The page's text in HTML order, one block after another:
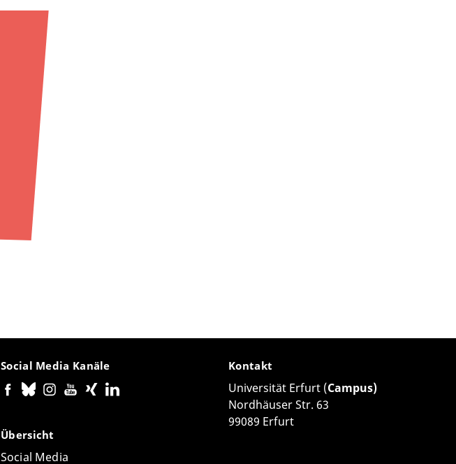
Social Media Kanäle
Übersicht
Social Media
Kontakt
Universität Erfurt (Campus)
Nordhäuser Str. 63
99089 Erfurt